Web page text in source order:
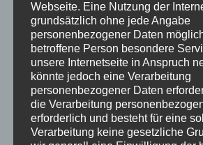
Silke 2 Jahre
– 1971/73/76)
Silke P. Erschütterndes
Seehospiz Norderney, noch
einzige Hölle
Webseite. Eine Nutzung der
grundsätzlich ohne jede Angabe
personenbezogener Daten
betroffene Person besondere
unsere Internetseite in Anspruch
könnte jedoch eine Verarbeitung
personenbezogener Daten
die Verarbeitung
erforderlich und besteht für eine
Verarbeitung keine gesetzliche